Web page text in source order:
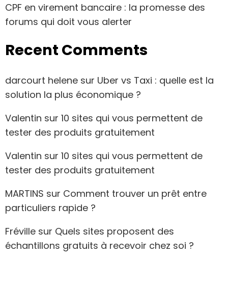
CPF en virement bancaire : la promesse des
forums qui doit vous alerter
Recent Comments
darcourt helene sur Uber vs Taxi : quelle est la
solution la plus économique ?
Valentin sur 10 sites qui vous permettent de
tester des produits gratuitement
Valentin sur 10 sites qui vous permettent de
tester des produits gratuitement
MARTINS sur Comment trouver un prêt entre
particuliers rapide ?
Fréville sur Quels sites proposent des
échantillons gratuits à recevoir chez soi ?